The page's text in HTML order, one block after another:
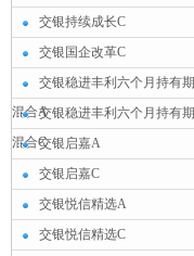
交银持续成长C
交银国企改革C
交银稳进丰利六个月持有期
混合A交银稳进丰利六个月持有期
混合C交银启嘉A
交银启嘉C
交银悦信精选A
交银悦信精选C